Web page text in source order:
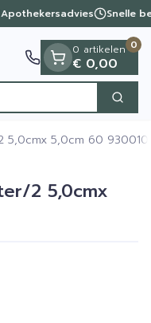
Snelle
Zoek
0 artikelen
€ 0,00
0
5,0cmx 5,0cm 60
2 5,0cmx